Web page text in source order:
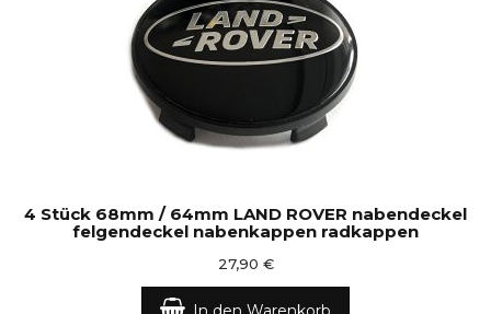
4 Stück 68mm / 64mm LAND ROVER nabendeckel
felgendeckel nabenkappen radkappen
27,90 €